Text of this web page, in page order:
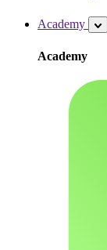
Academy
Academy